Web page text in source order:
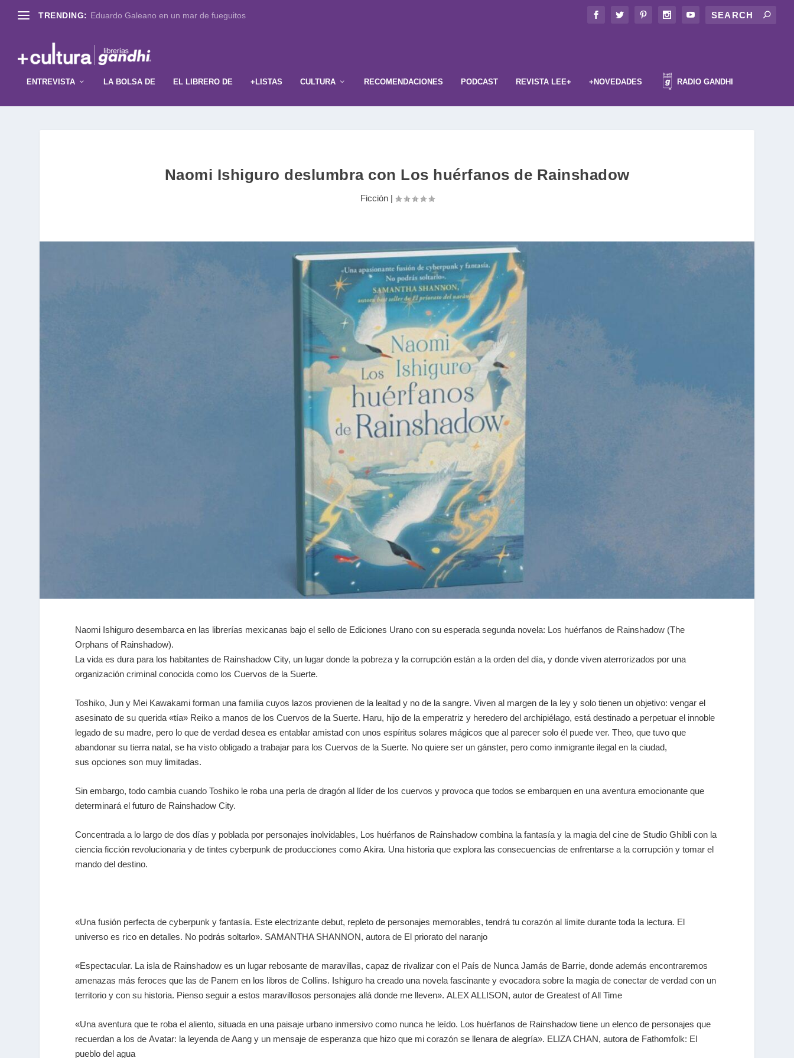
TRENDING: Eduardo Galeano en un mar de fueguitos
ENTREVISTA LA BOLSA DE EL LIBRERO DE +LISTAS CULTURA RECOMENDACIONES PODCAST REVISTA LEE+ +NOVEDADES RADIO GANDHI
Naomi Ishiguro deslumbra con Los huérfanos de Rainshadow
Ficción|
Naomi Ishiguro desembarca en las librerías mexicanas bajo el sello de Ediciones Urano con su esperada segunda novela: Los huérfanos de Rainshadow (The
Orphans of Rainshadow).
La vida es dura para los habitantes de Rainshadow City, un lugar donde la pobreza y la corrupción están a la orden del día, y donde viven aterrorizados por una
organización criminal conocida como los Cuervos de la Suerte.
Toshiko, Jun y Mei Kawakami forman una familia cuyos lazos provienen de la lealtad y no de la sangre. Viven al margen de la ley y solo tienen un objetivo: vengar el
asesinato de su querida «tía» Reiko a manos de los Cuervos de la Suerte. Haru, hijo de la emperatriz y heredero del archipiélago, está destinado a perpetuar el innoble
legado de su madre, pero lo que de verdad desea es entablar amistad con unos espíritus solares mágicos que al parecer solo él puede ver. Theo, que tuvo que
abandonar su tierra natal, se ha visto obligado a trabajar para los Cuervos de la Suerte. No quiere ser un gánster, pero como inmigrante ilegal en la ciudad,
sus opciones son muy limitadas.
Sin embargo, todo cambia cuando Toshiko le roba una perla de dragón al líder de los cuervos y provoca que todos se embarquen en una aventura emocionante que
determinará el futuro de Rainshadow City.
Concentrada a lo largo de dos días y poblada por personajes inolvidables, Los huérfanos de Rainshadow combina la fantasía y la magia del cine de Studio Ghibli con la
ciencia ficción revolucionaria y de tintescyberpunk de producciones comoAkira. Una historia que explora las consecuencias de enfrentarse a la corrupción y tomar el
mando del destino.
«Una fusión perfecta decyberpunk y fantasía. Este electrizante debut, repleto de personajes memorables, tendrá tu corazón al límite durante toda la lectura. El
universo es rico en detalles. No podrás soltarlo». SAMANTHA SHANNON, autora de El priorato del naranjo
«Espectacular. La isla de Rainshadow es un lugar rebosante de maravillas, capaz de rivalizar con el País de Nunca Jamás de Barrie, donde además encontraremos
amenazas más feroces que las de Panem en los libros de Collins. Ishiguro ha creado una novela fascinante y evocadora sobre la magia de conectar de verdad con un
territorio y con su historia. Pienso seguir a estos maravillosos personajes allá donde me lleven».ALEX ALLISON, autor deGreatest of All Time
«Una aventura que te roba el aliento, situada en una paisaje urbano inmersivo como nunca he leído. Los huérfanos de Rainshadow tiene un elenco de personajes que
recuerdan a los deAvatar: la leyenda de Aang y un mensaje de esperanza que hizo que mi corazón se llenara de alegría». ELIZA CHAN, autora de Fathomfolk: El
pueblo del agua